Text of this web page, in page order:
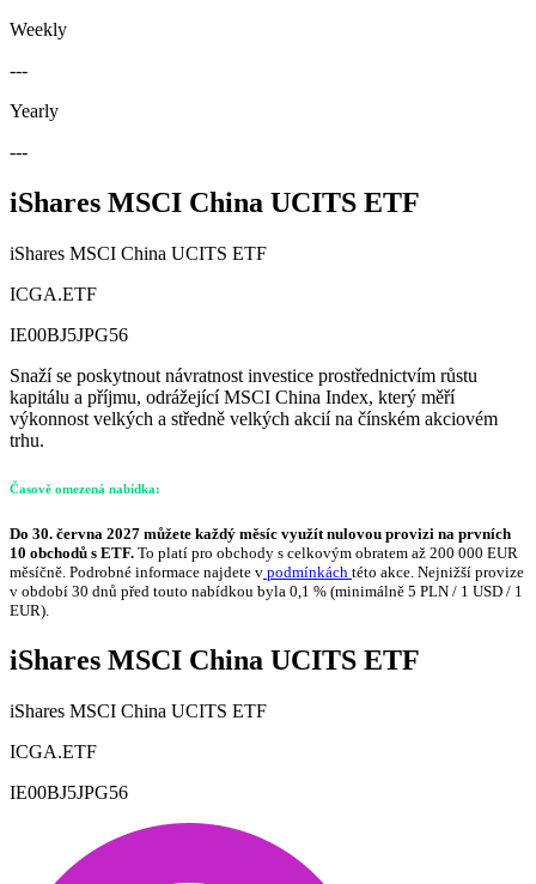
Weekly
---
Yearly
---
iShares MSCI China UCITS ETF
iShares MSCI China UCITS ETF
ICGA.ETF
IE00BJ5JPG56
Snaží se poskytnout návratnost investice prostřednictvím růstu
kapitálu a příjmu, odrážející MSCI China Index, který měří
výkonnost velkých a středně velkých akcií na čínském akciovém
trhu.
Časově omezená nabídka:
Do 30. června 2027 můžete každý měsíc využít nulovou provizi na prvních
10 obchodů s ETF. To platí pro obchody s celkovým obratem až 200 000 EUR
měsíčně. Podrobné informace najdete v podmínkách této akce. Nejnižší provize
v období 30 dnů před touto nabídkou byla 0,1 % (minimálně 5 PLN / 1 USD / 1
EUR).
iShares MSCI China UCITS ETF
iShares MSCI China UCITS ETF
ICGA.ETF
IE00BJ5JPG56